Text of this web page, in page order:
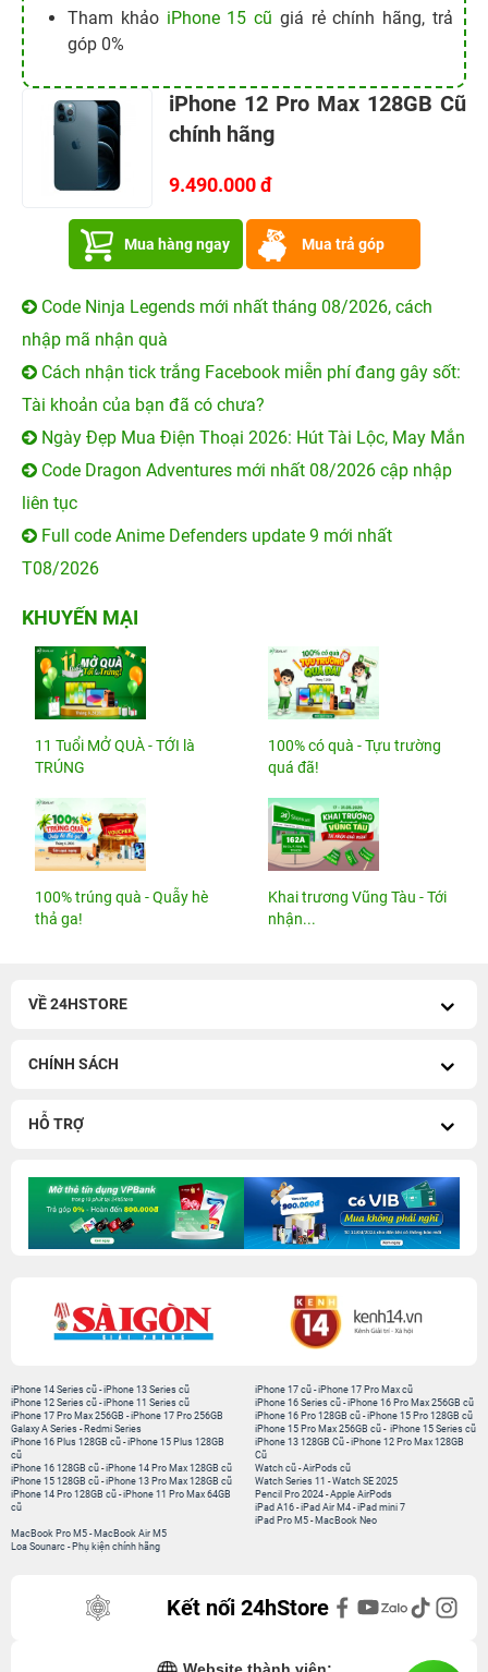
Tham khảo iPhone 15 cũ giá rẻ chính hãng, trả
góp 0%
iPhone 12 Pro Max 128GB Cũ
chính hãng
9.490.000 đ
Mua hàng ngay Mua trả góp
Code Ninja Legends mới nhất tháng 08/2026, cách
nhập mã nhận quà
Cách nhận tick trắng Facebook miễn phí đang gây sốt:
Tài khoản của bạn đã có chưa?
Ngày Đẹp Mua Điện Thoại 2026: Hút Tài Lộc, May Mắn
Code Dragon Adventures mới nhất 08/2026 cập nhập
liên tục
Full code Anime Defenders update 9 mới nhất
T08/2026
KHUYẾN MẠI
11 Tuổi MỞ QUÀ - TỚI là
TRÚNG
100% có quà - Tựu trường
quá đã!
100% trúng quà - Quẫy hè
thả ga!
Khai trương Vũng Tàu - Tới
nhận...
VỀ 24HSTORE
CHÍNH SÁCH
HỖ TRỢ
iPhone 14 Series cũ -iPhone 13 Series cũ
iPhone 12 Series cũ -iPhone 11 Series cũ
iPhone 17 Pro Max 256GB -iPhone 17 Pro 256GB
Galaxy A Series - Redmi Series
iPhone 17 cũ -iPhone 17 Pro Max cũ
iPhone 16 Series cũ - iPhone 16 Pro Max 256GB cũ
iPhone 16 Pro 128GB cũ -iPhone 15 Pro 128GB cũ
iPhone 15 Pro Max 256GB cũ - iPhone 15 Series cũ
iPhone 16 Plus 128GB cũ -iPhone 15 Plus 128GB
cũ
iPhone 16 128GB cũ -iPhone 14 Pro Max 128GB cũ
iPhone 15 128GB cũ -iPhone 13 Pro Max 128GB cũ
iPhone 14 Pro 128GB cũ -iPhone 11 Pro Max 64GB
cũ
iPhone 13 128GB Cũ -iPhone 12 Pro Max 128GB
Cũ
Watch cũ -AirPods cũ
Watch Series 11 -Watch SE 2025
Pencil Pro 2024 -Apple AirPods
iPad A16 -iPad Air M4 -iPad mini 7
iPad Pro M5 - MacBook Neo
MacBook Pro M5 - MacBook Air M5
Loa Sounarc - Phụ kiện chính hãng
Kết nối 24hStore